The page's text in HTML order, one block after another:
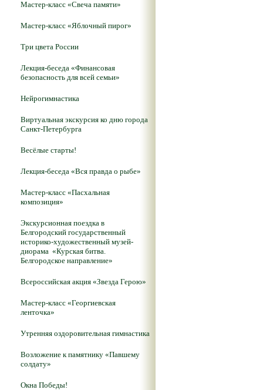
Мастер-класс «Свеча памяти»
Мастер-класс «Яблочный пирог»
Три цвета России
Лекция-беседа «Финансовая
безопасность для всей семьи»
Нейрогимнастика
Виртуальная экскурсия ко дню города
Санкт-Петербурга
Весёлые старты!
Лекция-беседа «Вся правда о рыбе»
Мастер-класс «Пасхальная
композиция»
Экскурсионная поездка в
Белгородский государственный
историко-художественный музей-
диорама «Курская битва.
Белгородское направление»
Всероссийская акция «Звезда Герою»
Мастер-класс «Георгиевская
ленточка»
Утренняя оздоровительная гимнастика
Возложение к памятнику «Павшему
солдату»
Окна Победы!